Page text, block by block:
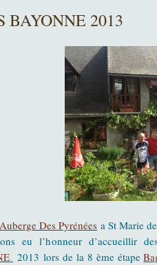
BAYONNE 2013
Auberge Des Pyrénées a St Marie
eu l’honneur d’accueillir
2013 lors de la 8 ème étape